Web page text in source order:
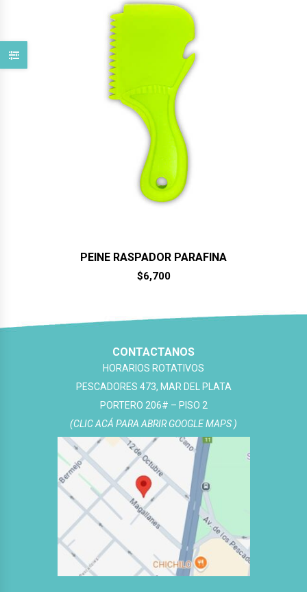
PEINE RASPADOR PARAFINA
$6,700
CONTACTANOS
HORARIOS ROTATIVOS
PESCADORES 473, MAR DEL PLATA
PORTERO 206# – PISO 2
(CLIC ACÁ PARA ABRIR GOOGLE MAPS )